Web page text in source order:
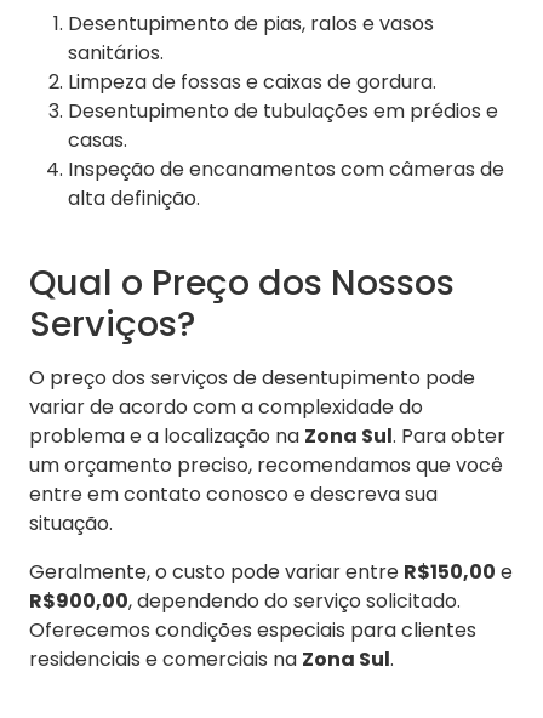
Desentupimento de pias, ralos e vasos
sanitários.
Limpeza de fossas e caixas de gordura.
Desentupimento de tubulações em prédios e
casas.
Inspeção de encanamentos com câmeras de
alta definição.
Qual o Preço dos Nossos
Serviços?
O preço dos serviços de desentupimento pode
variar de acordo com a complexidade do
problema e a localização na Zona Sul. Para obter
um orçamento preciso, recomendamos que você
entre em contato conosco e descreva sua
situação.
Geralmente, o custo pode variar entre R$150,00 e
R$900,00, dependendo do serviço solicitado.
Oferecemos condições especiais para clientes
residenciais e comerciais na Zona Sul.